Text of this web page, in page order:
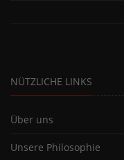
NÜTZLICHE LINKS
Über uns
Unsere Philosophie